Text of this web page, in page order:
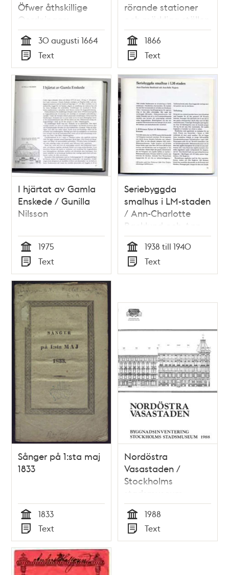
Öfwer åthskillige
Oordningars
affskaffande, vthi
Klädedrächter, så
hoos Adel, som
andre Ståndz
Personer här i Rijket.
Tid
30 augusti 1664
Typ
Text
rörande stationer
och märkliga ställen
vid jernvägslinien
mellan nämnde
städer / Octavia
Carlén
Tid
1866
Typ
Text
I hjärtat av Gamla
Enskede / Gunilla
Nilsson
Tid
1975
Typ
Text
Seriebyggda
smalhus i LM-staden
/ Ann-Charlotte
Backlund och Ann-
Sofie Nygren
Tid
1938 till 1940
Typ
Text
Sånger på 1:sta maj
1833
Tid
1833
Typ
Text
Nordöstra
Vasastaden /
Stockholms
stadsmuseum
Tid
1988
Typ
Text